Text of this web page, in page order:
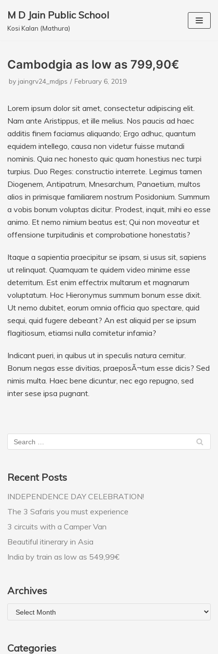
Skip
M D Jain Public School
Kosi Kalan (Mathura)
Cambodgia as low as 799,90€
by jaingrv24_mdjps February 6, 2019
Lorem ipsum dolor sit amet, consectetur adipiscing elit.
Nam ante Aristippus, et ille melius. Nos paucis ad haec
additis finem faciamus aliquando; Ergo adhuc, quantum
equidem intellego, causa non videtur fuisse mutandi
nominis. Quia nec honesto quic quam honestius nec turpi
turpius. Duo Reges: constructio interrete. Legimus tamen
Diogenem, Antipatrum, Mnesarchum, Panaetium, multos
alios in primisque familiarem nostrum Posidonium. Summum
a vobis bonum voluptas dicitur. Prodest, inquit, mihi eo esse
animo. Et nemo nimium beatus est; Qui non moveatur et
offensione turpitudinis et comprobatione honestatis?
Itaque a sapientia praecipitur se ipsam, si usus sit, sapiens
ut relinquat. Quamquam te quidem video minime esse
deterritum. Est enim effectrix multarum et magnarum
voluptatum. Hoc Hieronymus summum bonum esse dixit.
Ut nemo dubitet, eorum omnia officia quo spectare, quid
sequi, quid fugere debeant? An est aliquid per se ipsum
flagitiosum, etiamsi nulla comitetur infamia?
Indicant pueri, in quibus ut in speculis natura cernitur.
Bonum negas esse divitias, praeposÃ¬tum esse dicis? Sed
nimis multa. Haec bene dicuntur, nec ego repugno, sed
inter sese ipsa pugnant.
Recent Posts
INDEPENDENCE DAY CELEBRATION!
The 3 Safaris you must experience
3 circuits with a Camper Van
Beautiful itinerary in Asia
India by train as low as 549,99€
Archives
Categories